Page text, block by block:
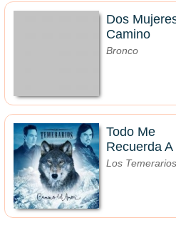
Dos
Camino
Bronco
Todo Me
Recuerda A
Los Temerarios